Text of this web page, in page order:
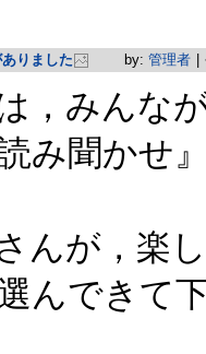
りました by: 管理者
，みんな
み聞かせ
んが，楽
んできて